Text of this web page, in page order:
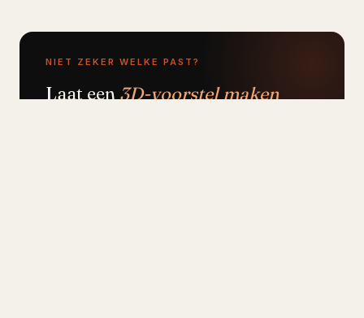
NIET ZEKER WELKE PAST?
Laat een3D-voorstel maken